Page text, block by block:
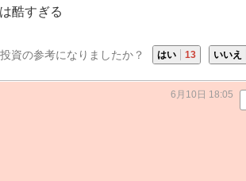
酷すぎる
投資の参考になりましたか？ はい 13 いいえ
6月10日 18:05